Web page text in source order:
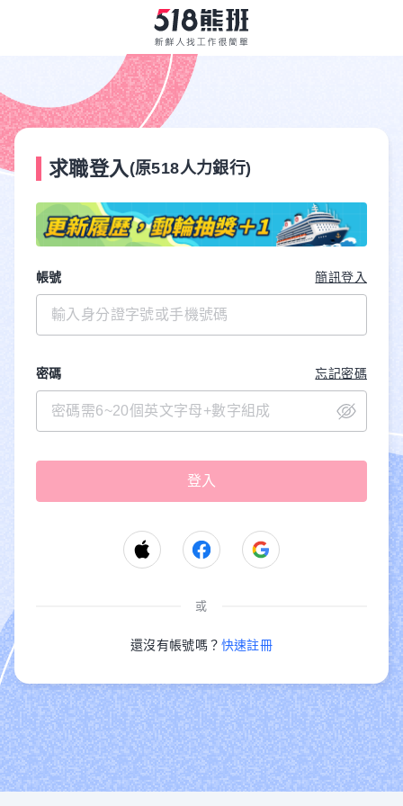
求職登入 (原518人力銀行)
帳號 簡訊登入
密碼 忘記密碼
或
還沒有帳號嗎？ 快速註冊